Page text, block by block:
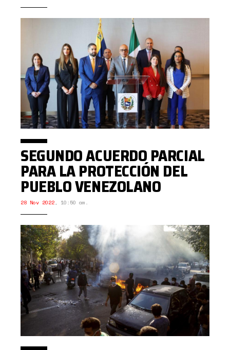
SEGUNDO ACUERDO PARCIAL
PARA LA PROTECCIÓN DEL
PUEBLO VENEZOLANO
28 Nov 2022, 10:50 am.